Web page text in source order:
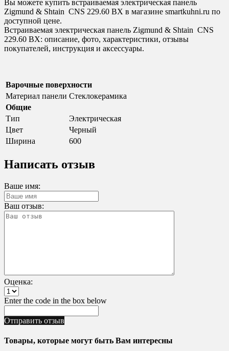
Вы можете купить встраиваемая электрическая панель
Zigmund & Shtain CNS 229.60 BX в магазине smartkuhni.ru по
доступной цене.
Встраиваемая электрическая панель Zigmund & Shtain CNS
229.60 BX: описание, фото, характеристики, отзывы
покупателей, инструкция и аксессуары.
Варочные поверхности
Материал панели Стеклокерамика
Общие
Тип
Электрическая
Цвет
Черный
Ширина
600
Написать отзыв
Ваше имя:
Ваш отзыв:
Оценка:
Enter the code in the box below
Отправить отзыв
Товары, которые могут быть Вам интересны